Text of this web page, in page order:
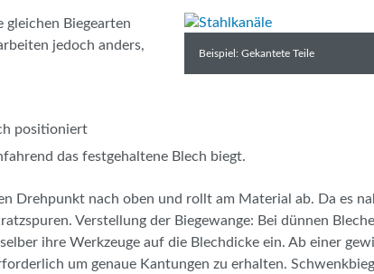
Beispiel: Gekantete Teile
gleichen Biegearten
jedoch anders,
positioniert
das festgehaltene Blech biegt.
Drehpunkt nach oben und rollt am Material ab. Da es
Verstellung der Biegewange: Bei dünnen
ihre Werkzeuge auf die Blechdicke ein. Ab einer
um genaue Kantungen zu erhalten.